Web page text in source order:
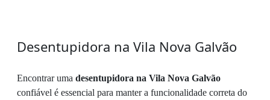
Desentupidora na Vila Nova Galvão
Encontrar uma desentupidora na Vila Nova Galvão
confiável é essencial para manter a funcionalidade correta do